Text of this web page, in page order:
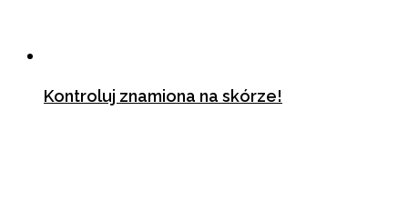
Kontroluj znamiona na skórze!